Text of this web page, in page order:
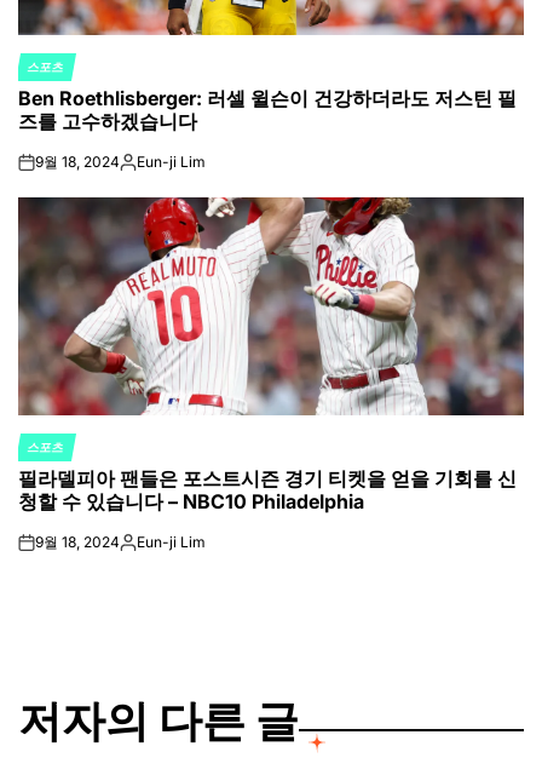
POSTED
IN
스포츠
Ben Roethlisberger: 러셀 윌슨이 건강하더라도 저스틴 필
즈를 고수하겠습니다
on9월 18, 2024Posted
Eun-ji Lim
POSTED
IN
스포츠
필라델피아 팬들은 포스트시즌 경기 티켓을 얻을 기회를 신
청할 수 있습니다 – NBC10 Philadelphia
on9월 18, 2024Posted
Eun-ji Lim
저자의 다른 글